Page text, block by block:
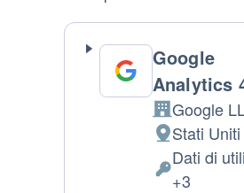
Google
Analytics
Azienda:
Google
Luogo del
Stati Uniti
Dati
Dati di
+3